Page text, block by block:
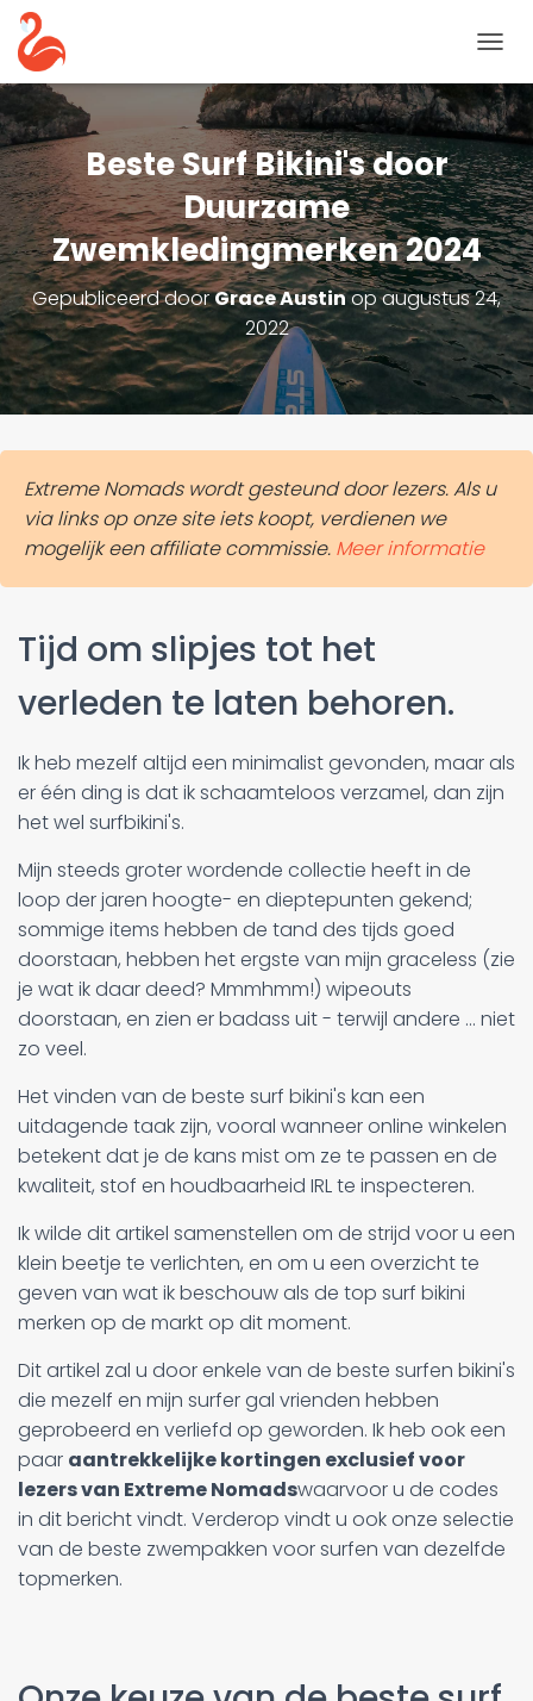
A
V
I
G
A
T
I
E
T
O
G
G
L
E
Beste Surf Bikini's door
Duurzame
Zwemkledingmerken 2024
Gepubliceerd doorGrace Austinopaugustus 24,
2022
Extreme Nomads wordt gesteund door lezers. Als u
via links op onze site iets koopt, verdienen we
mogelijk een affiliate commissie. Meer informatie
Tijd om slipjes tot het
verleden te laten behoren.
Ik heb mezelf altijd een minimalist gevonden, maar als
er één ding is dat ik schaamteloos verzamel, dan zijn
het wel surfbikini's.
Mijn steeds groter wordende collectie heeft in de
loop der jaren hoogte- en dieptepunten gekend;
sommige items hebben de tand des tijds goed
doorstaan, hebben het ergste van mijn graceless (zie
je wat ik daar deed? Mmmhmm!) wipeouts
doorstaan, en zien er badass uit - terwijl andere ... niet
zo veel.
Het vinden van de beste surf bikini's kan een
uitdagende taak zijn, vooral wanneer online winkelen
betekent dat je de kans mist om ze te passen en de
kwaliteit, stof en houdbaarheid IRL te inspecteren.
Ik wilde dit artikel samenstellen om de strijd voor u een
klein beetje te verlichten, en om u een overzicht te
geven van wat ik beschouw als de top surf bikini
merken op de markt op dit moment.
Dit artikel zal u door enkele van de beste surfen bikini's
die mezelf en mijn surfer gal vrienden hebben
geprobeerd en verliefd op geworden. Ik heb ook een
paar aantrekkelijke kortingen exclusief voor
lezers van Extreme Nomadswaarvoor u de codes
in dit bericht vindt. Verderop vindt u ook onze selectie
van de beste zwempakken voor surfen van dezelfde
topmerken.